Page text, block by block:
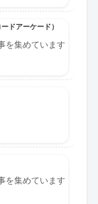
ドアーケード）
を集めています
を集めています